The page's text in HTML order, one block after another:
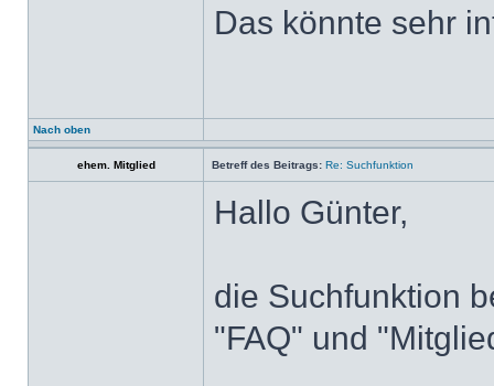
Das könnte sehr
Nach oben
ehem. Mitglied Betreff des Beitrags: Re: Suchfunktion
Hallo Günter,
die Suchfunktion
"FAQ" und